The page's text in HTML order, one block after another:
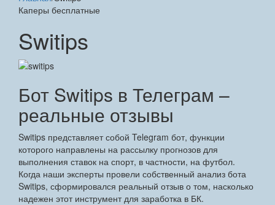
Каперы бесплатные
Switips
Бот Switips в Телеграм –
реальные отзывы
Switips представляет собой Telegram бот, функции
которого направлены на рассылку прогнозов для
выполнения ставок на спорт, в частности, на футбол.
Когда наши эксперты провели собственный анализ бота
Switips, сформировался реальный отзыв о том, насколько
надежен этот инструмент для заработка в БК.